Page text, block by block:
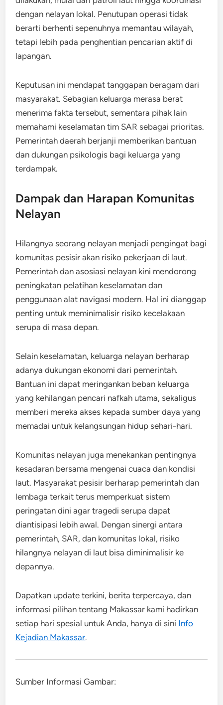
dengan nelayan lokal. Penutupan operasi tidak
berarti berhenti sepenuhnya memantau wilayah,
tetapi lebih pada penghentian pencarian aktif di
lapangan.
Keputusan ini mendapat tanggapan beragam dari
masyarakat. Sebagian keluarga merasa berat
menerima fakta tersebut, sementara pihak lain
memahami keselamatan tim SAR sebagai prioritas.
Pemerintah daerah berjanji memberikan bantuan
dan dukungan psikologis bagi keluarga yang
terdampak.
Dampak dan Harapan Komunitas
Nelayan
Hilangnya seorang nelayan menjadi pengingat bagi
komunitas pesisir akan risiko pekerjaan di laut.
Pemerintah dan asosiasi nelayan kini mendorong
peningkatan pelatihan keselamatan dan
penggunaan alat navigasi modern. Hal ini dianggap
penting untuk meminimalisir risiko kecelakaan
serupa di masa depan.
Selain keselamatan, keluarga nelayan berharap
adanya dukungan ekonomi dari pemerintah.
Bantuan ini dapat meringankan beban keluarga
yang kehilangan pencari nafkah utama, sekaligus
memberi mereka akses kepada sumber daya yang
memadai untuk kelangsungan hidup sehari-hari.
Komunitas nelayan juga menekankan pentingnya
kesadaran bersama mengenai cuaca dan kondisi
laut. Masyarakat pesisir berharap pemerintah dan
lembaga terkait terus memperkuat sistem
peringatan dini agar tragedi serupa dapat
diantisipasi lebih awal. Dengan sinergi antara
pemerintah, SAR, dan komunitas lokal, risiko
hilangnya nelayan di laut bisa diminimalisir ke
depannya.
Dapatkan update terkini, berita terpercaya, dan
informasi pilihan tentang Makassar kami hadirkan
setiap hari spesial untuk Anda, hanya di sini Info
Kejadian Makassar.
Sumber Informasi Gambar: